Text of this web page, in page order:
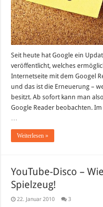
Seit heute hat Google ein
veröffentlicht, welches
Internetseite mit dem Googel
und das ist die Erneuerung –
besitzt. Ab sofort kann man
Google Reader beobachten.
…
Weiterlesen »
YouTube-Disco –
Spielzeug!
22. Januar 2010 3